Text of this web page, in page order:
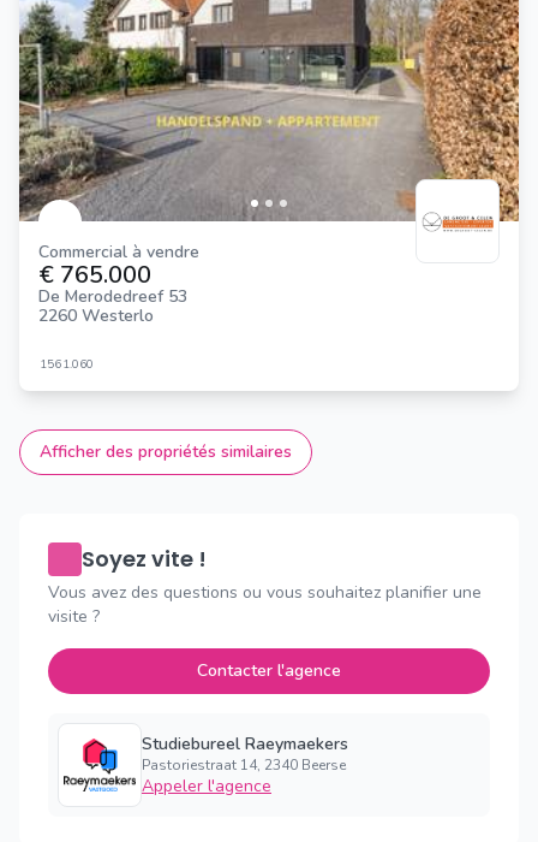
Commercial à vendre
€ 765.000
De Merodedreef 53
2260 Westerlo
1561.060
Afficher des propriétés similaires
Soyez vite !
Vous avez des questions ou vous souhaitez planifier une
visite ?
Contacter l'agence
Studiebureel Raeymaekers
Pastoriestraat 14, 2340 Beerse
Appeler l'agence